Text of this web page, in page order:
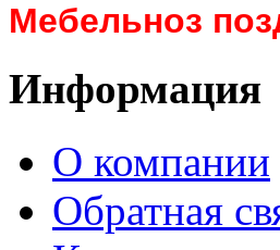
Мебельноз
Информация
О компании
Обратная